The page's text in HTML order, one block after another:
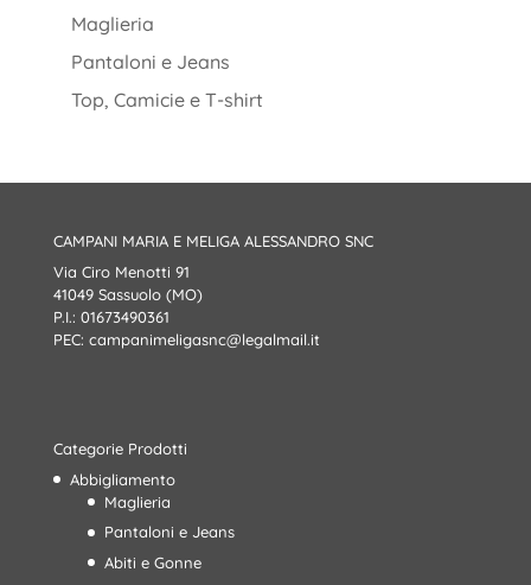
Maglieria
Pantaloni e Jeans
Top, Camicie e T-shirt
CAMPANI MARIA E MELIGA ALESSANDRO SNC
Via Ciro Menotti 91
41049 Sassuolo (MO)
P.I.: 01673490361
PEC: campanimeligasnc@legalmail.it
Categorie Prodotti
Abbigliamento
Maglieria
Pantaloni e Jeans
Abiti e Gonne